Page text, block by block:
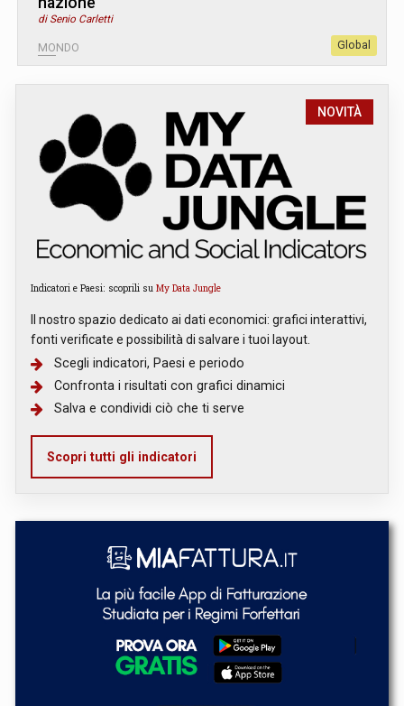
di Senio Carletti
MONDO Global
NOVITÀ
Indicatori e Paesi: scoprili su My Data Jungle
Il nostro spazio dedicato ai dati economici: grafici interattivi,
fonti verificate e possibilità di salvare i tuoi layout.
Scegli indicatori, Paesi e periodo
Confronta i risultati con grafici dinamici
Salva e condividi ciò che ti serve
Scopri tutti gli indicatori